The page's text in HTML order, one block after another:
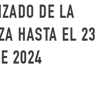
DE LA
HASTA EL 23
2024